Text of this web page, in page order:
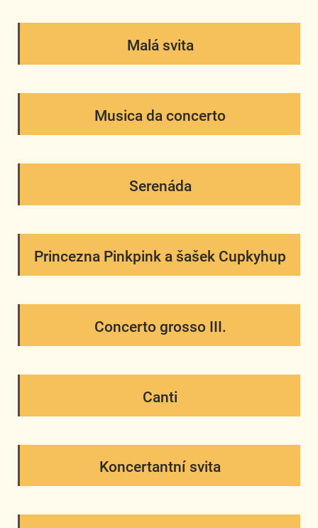
Malá svita
Musica da concerto
Serenáda
Princezna Pinkpink a šašek Cupkyhup
Concerto grosso III.
Canti
Koncertantní svita